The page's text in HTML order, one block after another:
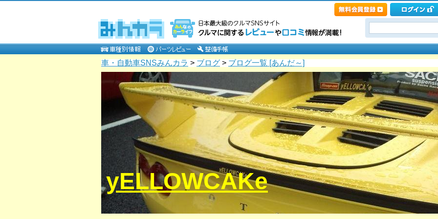
車・自動車SNSみんカラ > ブログ > ブログ一覧 [あんだ～]
yELLOWCAKe